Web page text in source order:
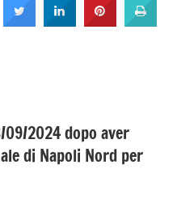
2024 dopo aver
di Napoli Nord per